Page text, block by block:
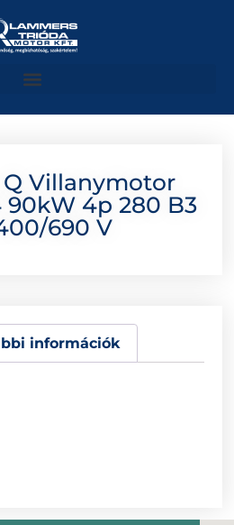
Villanymotor
90kW 4p 280 B3
690 V
információk